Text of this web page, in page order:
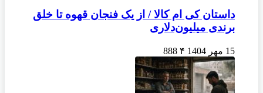
داستان کی ام کالا / از یک فنجان قهوه تا خلق
برندی میلیون‌دلاری
15 مهر 1404 ۴ 888